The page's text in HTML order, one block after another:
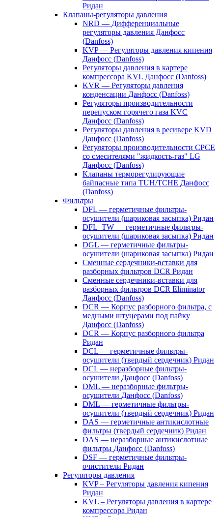
Ридан
Клапаны-регуляторы давления
NRD — Дифференциальные
регуляторы давления Данфосс
(Danfoss)
KVP — Регуляторы давления кипения
Данфосс (Danfoss)
Регуляторы давления в картере
компрессора KVL Данфосс (Danfoss)
KVR — Регуляторы давления
конденсации Данфосс (Danfoss)
Регуляторы производительности
перепуском горячего газа KVC
Данфосс (Danfoss)
Регуляторы давления в ресивере KVD
Данфосс (Danfoss)
Регуляторы производительности CPCE
со смесителями "жидкость-газ" LG
Данфосс (Danfoss)
Клапаны терморегулирующие
байпасные типа TUH/TCHE Данфосс
(Danfoss)
Фильтры
DFL — герметичные фильтры-
осушители (шариковая засыпка) Ридан
DFL_TW — герметичные фильтры-
осушители (шариковая засыпка) Ридан
DGL — герметичные фильтры-
осушители (шариковая засыпка) Ридан
Сменные сердечники-вставки для
разборных фильтров DCR Ридан
Сменные сердечники-вставки для
разборных фильтров DCR Eliminator
Данфосс (Danfoss)
DCR — Корпус разборного фильтра, с
медными штуцерами под пайку
Данфосс (Danfoss)
DCR — Корпус разборного фильтра
Ридан
DCL — герметичные фильтры-
осушители (твердый сердечник) Ридан
DCL — неразборные фильтры-
осушители Данфосс (Danfoss)
DML — неразборные фильтры-
осушители Данфосс (Danfoss)
DML — герметичные фильтры-
осушители (твердый сердечник) Ридан
DAS — герметичные антикислотные
фильтры (твердый сердечник) Ридан
DAS — неразборные антикислотные
фильтры Данфосс (Danfoss)
DSF — герметичные фильтры-
очистители Ридан
Регуляторы давления
KVP – Регуляторы давления кипения
Ридан
KVL – Регуляторы давления в картере
компрессора Ридан